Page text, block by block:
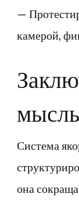
—
камерой,
мысль
Система
она